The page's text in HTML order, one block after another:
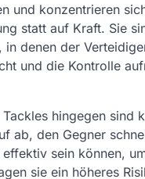
und konzentrieren
statt auf Kraft. Sie
in denen der
und die Kontrolle
hingegen sind
ab, den Gegner
sein können,
sie ein höheres